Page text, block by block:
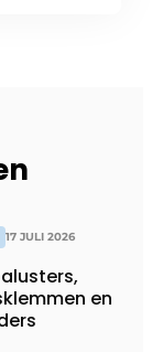
17 JULI 2026
en